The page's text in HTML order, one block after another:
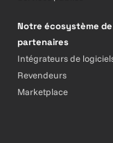
Notre écosystème de
partenaires
Intégrateurs de
Revendeurs
Marketplace